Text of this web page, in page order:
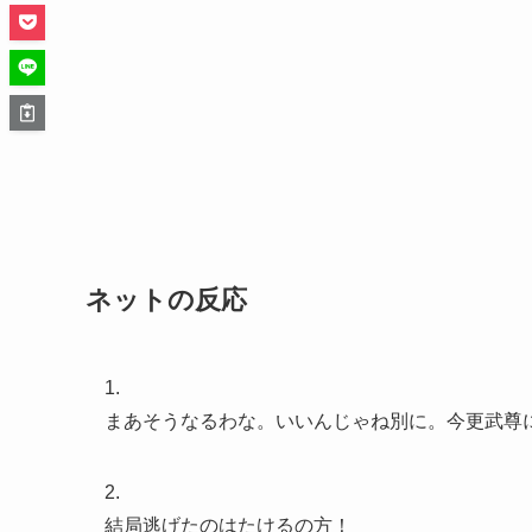
ネットの反応
1.
まあそうなるわな。いいんじゃね別に。今更武尊
2.
結局逃げたのはたけるの方！